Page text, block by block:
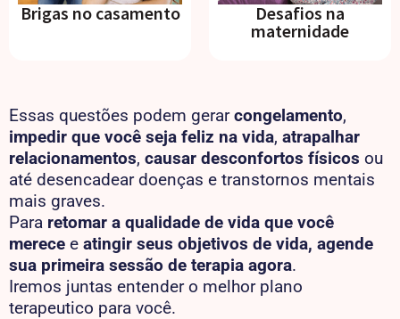
Brigas no casamento
Desafios na
maternidade
Essas questões podem gerarcongelamento,
impedir que você seja feliz na vida, atrapalhar
relacionamentos, causar desconfortos físicos ou
até desencadear doenças e transtornos mentais
mais graves.
Para retomar a qualidade de vida que você
merece e atingir seus objetivos de vida, agende
sua primeira sessão de terapia agora.
Iremos juntas entender o melhor plano
terapeutico para você.